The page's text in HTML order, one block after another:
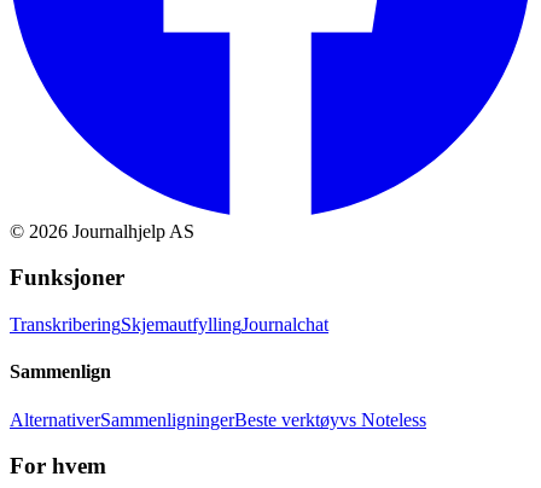
© 2026 Journalhjelp AS
Funksjoner
TranskriberingSkjemautfyllingJournalchat
Sammenlign
AlternativerSammenligningerBeste verktøyvs Noteless
For hvem